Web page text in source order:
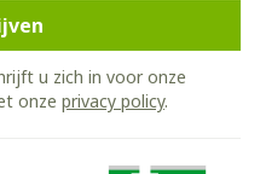
u zich in voor onze
onze privacy policy.